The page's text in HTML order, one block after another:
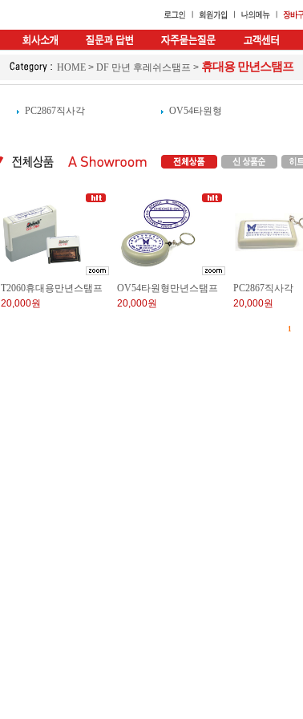
HOME > DF 만년 후레쉬스탬프 > 휴대용 만년스탬프
PC2867직사각 OV54타원형
T2060휴대용만년스탬프
20,000원
OV54타원형만년스탬프
20,000원
PC2867직사각
20,000원
1